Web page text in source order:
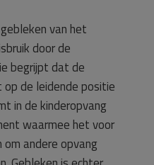
van het
door de
begrijpt dat de
de leidende positie
in de kinderopvang
waarmee het voor
andere opvang